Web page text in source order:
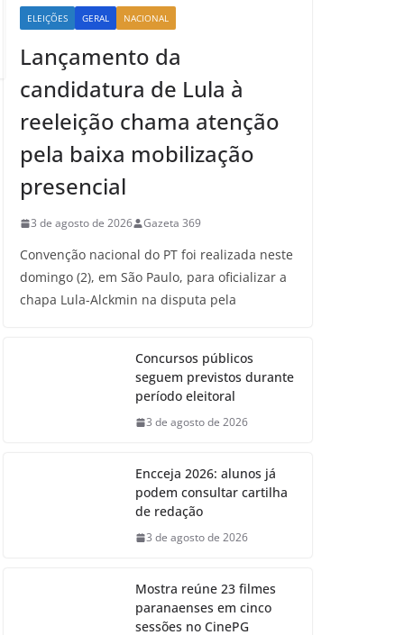
ELEIÇÕES GERAL NACIONAL
Lançamento da
candidatura de Lula à
reeleição chama atenção
pela baixa mobilização
presencial
3 de agosto de 2026 Gazeta 369
Convenção nacional do PT foi realizada neste
domingo (2), em São Paulo, para oficializar a
chapa Lula-Alckmin na disputa pela
Concursos públicos
seguem previstos durante
período eleitoral
3 de agosto de 2026
Encceja 2026: alunos já
podem consultar cartilha
de redação
3 de agosto de 2026
Mostra reúne 23 filmes
paranaenses em cinco
sessões no CinePG